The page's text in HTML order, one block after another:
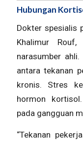
Hubungan
Dokter spesialis
Khalimur
narasumber
antara tekanan
kronis. Stres
hormon
pada gangguan
“Tekanan